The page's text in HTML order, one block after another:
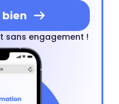
bien
sans engagement !